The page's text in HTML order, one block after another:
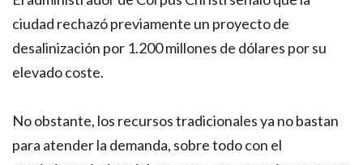
ciudad rechazó previamente un proyecto de
desalinización por 1.200 millones de dólares por su
elevado coste.
No obstante, los recursos tradicionales ya no bastan
para atender la demanda, sobre todo con el